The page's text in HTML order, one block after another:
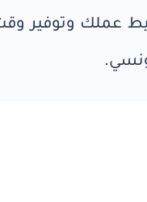
عملك وتوفير